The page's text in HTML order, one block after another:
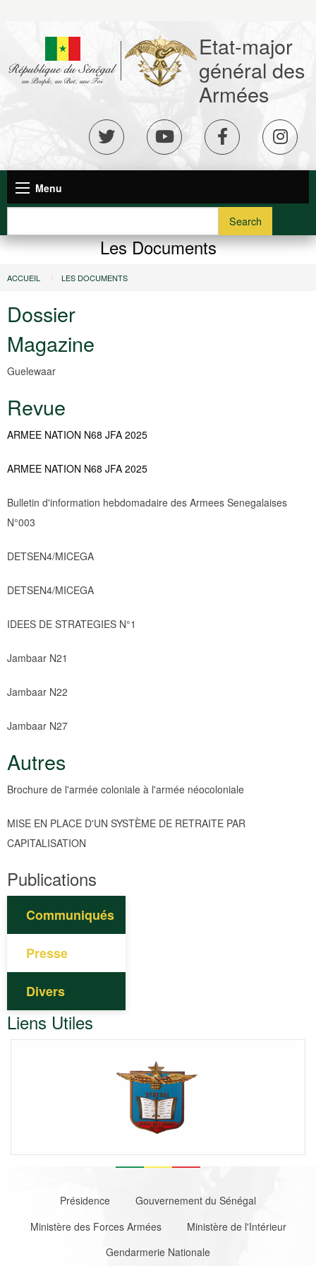
Etat-major
général des
Armées
réseaux
sociaux
Navigation
principale
Menu
Les Documents
Vous
ici
ACCUEIL LES DOCUMENTS
Dossier
Magazine
Guelewaar
Revue
ARMEE NATION N68 JFA 2025
ARMEE NATION N68 JFA 2025
Bulletin d'information hebdomadaire des Armees Senegalaises
N°003
DETSEN4/MICEGA
DETSEN4/MICEGA
IDEES DE STRATEGIES N°1
Jambaar N21
Jambaar N22
Jambaar N27
Autres
Brochure de l'armée coloniale à l'armée néocoloniale
MISE EN PLACE D'UN SYSTÈME DE RETRAITE PAR
CAPITALISATION
Publications
Communiqués
Presse
Divers
Liens Utiles
Présidence
Gouvernement du Sénégal
Ministère des Forces Armées
Ministère de l'Intérieur
Gendarmerie Nationale